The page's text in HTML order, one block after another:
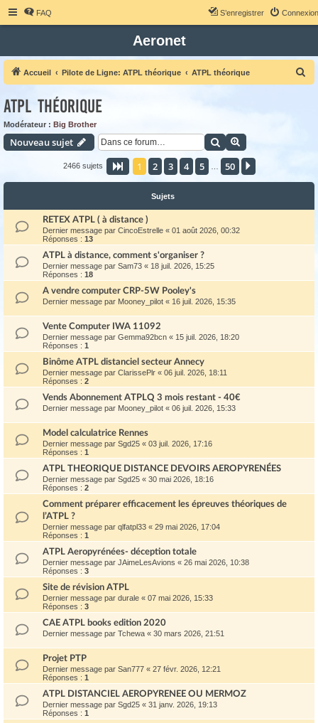
FAQ Connexion
S’enregistrer
Aeronet
Accueil Pilote de Ligne: ATPL théorique ATPL théorique
e
ATPL théorique
Modérateur : Big Brother
Nouveau sujet Rechercher
2466 sujets Page 1sur50
1 2 3 4 5 50
Sujets
RETEX ATPL ( à distance )
Dernier message par CincoEstrelle « 01 août 2026, 00:32
Réponses : 13
ATPL à distance, comment s'organiser ?
Dernier message par Sam73 « 18 juil. 2026, 15:25
Réponses : 18
A vendre computer CRP-5W Pooley's
Dernier message par Mooney_pilot « 16 juil. 2026, 15:35
Vente Computer IWA 11092
Dernier message par Gemma92bcn « 15 juil. 2026, 18:20
Réponses : 1
Binôme ATPL distanciel secteur Annecy
Dernier message par ClarissePlr « 06 juil. 2026, 18:11
Réponses : 2
Vends Abonnement ATPLQ 3 mois restant - 40€
Dernier message par Mooney_pilot « 06 juil. 2026, 15:33
Model calculatrice Rennes
Dernier message par Sgd25 « 03 juil. 2026, 17:16
Réponses : 1
ATPL THEORIQUE DISTANCE DEVOIRS AEROPYRENÉES
Dernier message par Sgd25 « 30 mai 2026, 18:16
Réponses : 2
Comment préparer efficacement les épreuves théoriques de
l’ATPL ?
Dernier message par qlfatpl33 « 29 mai 2026, 17:04
Réponses : 1
ATPL Aeropyrénées- déception totale
Dernier message par JAimeLesAvions « 26 mai 2026, 10:38
Réponses : 3
Site de révision ATPL
Dernier message par durale « 07 mai 2026, 15:33
Réponses : 3
CAE ATPL books edition 2020
Dernier message par Tchewa « 30 mars 2026, 21:51
Projet PTP
Dernier message par San777 « 27 févr. 2026, 12:21
Réponses : 1
ATPL DISTANCIEL AEROPYRENEE OU MERMOZ
Dernier message par Sgd25 « 31 janv. 2026, 19:13
Réponses : 1